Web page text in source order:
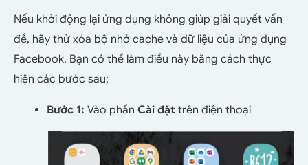
Nếu khởi động lại ứng dụng không giúp giải quyết vấn
đề, hãy thử xóa bộ nhớ cache và dữ liệu của ứng dụng
Facebook. Bạn có thể làm điều này bằng cách thực
hiện các bước sau:
Bước 1: Vào phần Cài đặt trên điện thoại